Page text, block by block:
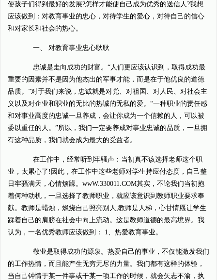
使孩子们得到最好的发展?怎样才能使自己成为优秀的送信人?我想
应该做到：对教育事业的忠心，对待学生的爱心，对待自己的信心
和对家长和社会的热心。
一、 对教育事业忠心耿耿
忠诚是走向成功的财富。“人们更应该认识到，取得成功最
重要的因素并不是因为他杰出的军事才能，而是在于他优良的道德
品质。”对于我们来说，忠诚就是对党、对祖国、对人民、对社会主
义以及对企业和职业的无比的热诚的无私的爱。“一种职业的责任感
和对事业高度的忠诚一旦养成，会让你成为一个信赖的人，可以被
委以重任的人。”所以，我们一定要养成对事业忠诚的品质，一旦拥
有这种品质，我们就会成为最大的受益者。
在工作中，经常听到牢骚声：当初真不该选择老师这个职
业，太累心了!因此，在工作中这些老师对学生持应付态度，自己整
日牢骚满天，心情烦躁。wwW.330011.COM其实，不论我们当初抱
着何种动机，一旦选择了教师职业，就应该意识到教师职业要求奉
献。教师是蜡烛，燃烧自己照亮别人;教师是人梯，心甘情愿让学生
踩着自己的肩膀在社会中向上流动。这是教师道德的最高境界。我
认为，一名优秀教师应该做到： 1、热爱教育事业。
敬业是取得成功的源泉。热爱自己的事业，不仅能激发我们
的工作热情，而且能产生无穷无尽的力量。我们都有这样的体验，
当自己钟情于某一件事或干某一项工作的时候，就会矢志不渝，执